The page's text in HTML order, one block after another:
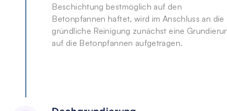
Beschichtung bestmöglich auf den
Betonpfannen haftet, wird im Anschluss an die
gründliche Reinigung zunächst eine
auf die Betonpfannen aufgetragen.